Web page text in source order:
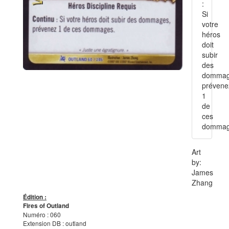
:
Si
votre
héros
doit
subir
des
1
de
ces
Art
by:
James
Zhang
Édition :
Fires of Outland
Numéro : 060
Extension DB : outland